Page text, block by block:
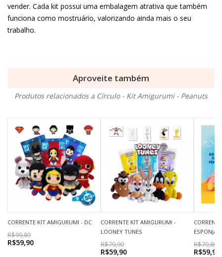
vender. Cada kit possui uma embalagem atrativa que também
funciona como mostruário, valorizando ainda mais o seu
trabalho.
Aproveite também
Produtos relacionados a Círculo - Kit Amigurumi - Peanuts
CORRENTE KIT AMIGURUMI - DC
R$99,89
R$59,90
CORRENTE KIT AMIGURUMI -
LOONEY TUNES
R$79,90
R$59,90
ESPONJA
R$79,80
R$59,90